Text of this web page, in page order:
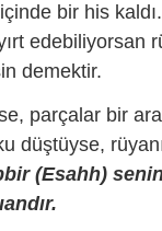
bir his
edebiliyorsan
demektir.
parçalar bir
düştüyse,
(Esahh)